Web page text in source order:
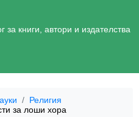
за книги, автори и издателства
Религия
за лоши хора